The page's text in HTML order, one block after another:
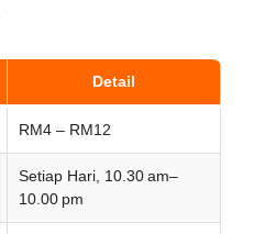
Detail
RM4 – RM12
Setiap Hari, 10.30 am–
10.00 pm